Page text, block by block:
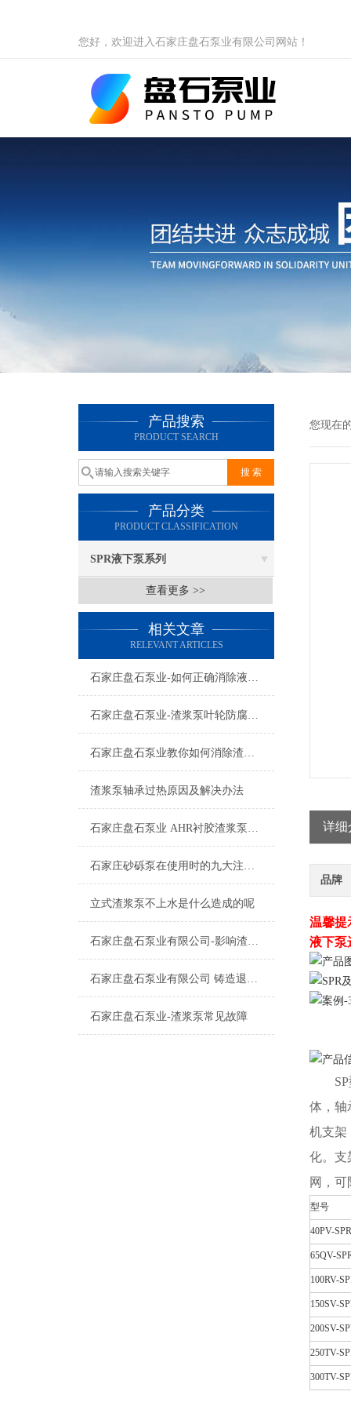
您好，欢迎进入石家庄盘石泵业有限公司网站！
产品搜索
PRODUCT SEARCH
产品分类
PRODUCT CLASSIFICATION
SPR液下泵系列
查看更多 >>
相关文章
RELEVANT ARTICLES
石家庄盘石泵业-如何正确消除液下泵的轴向力
石家庄盘石泵业-渣浆泵叶轮防腐性的注意事项
石家庄盘石泵业教你如何消除渣浆泵振动危害
渣浆泵轴承过热原因及解决办法
石家庄盘石泵业 AHR衬胶渣浆泵的特点及其应用
石家庄砂砾泵在使用时的九大注意事项
立式渣浆泵不上水是什么造成的呢
石家庄盘石泵业有限公司-影响渣浆泵价格因素三.四
石家庄盘石泵业有限公司 铸造退火、回火的工艺简介
石家庄盘石泵业-渣浆泵常见故障
您现在
详细
品牌
温馨提
液下泵
SP
体，轴
机支架
化。支
网，
型号
40PV-SPR
65QV-
100RV-
150SV-
200SV-
250TV-
300TV-